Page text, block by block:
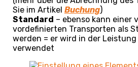
Durch Klick auf +Eigenschaft
Sie Eigenschaften zur Erfassung
nur für das gewählte Element
Arbeit mit Eigenschaften
Allgemeine Funktionen ->